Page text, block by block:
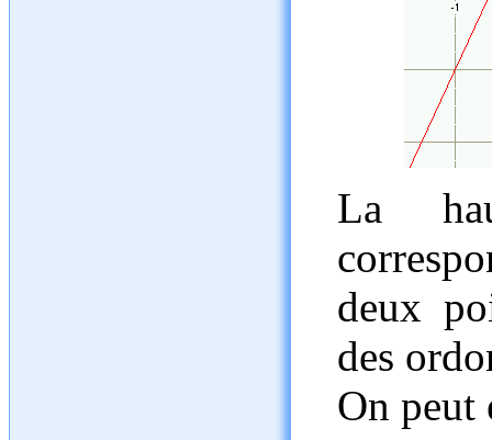
La
deux
des
On